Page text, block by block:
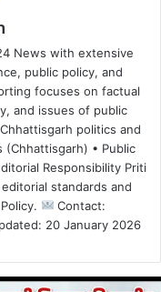
News with extensive
public policy, and
focuses on factual
and issues of public
politics and
(Chhattisgarh) • Public
Responsibility Priti
standards and
Contact:
20 January 2026